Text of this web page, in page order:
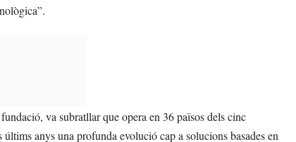
va subratllar que opera en 36 països dels cinc
anys una profunda evolució cap a solucions basades en